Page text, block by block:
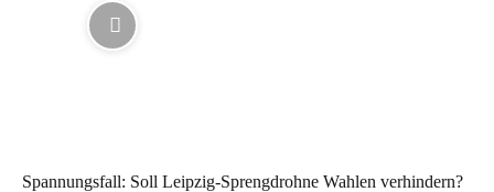
Spannungsfall: Soll Leipzig-Sprengdrohne Wahlen verhindern?